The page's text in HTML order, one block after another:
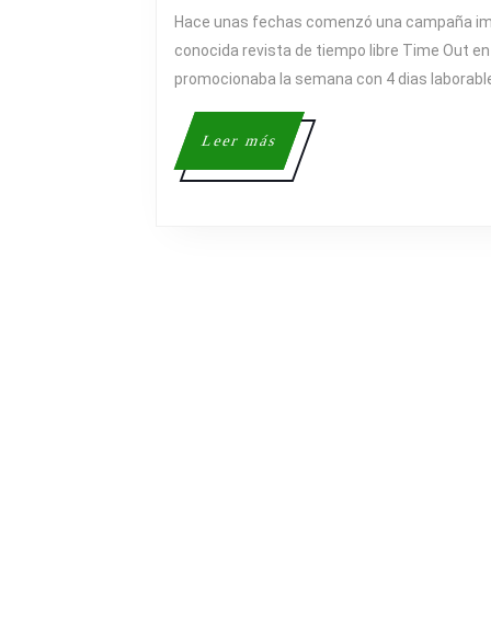
EN
EL
FUTURO?
Hace unas fechas comenzó una campaña
conocida revista de tiempo libre Time Out
promocionaba la semana con 4 dias
Leer másLeer
más